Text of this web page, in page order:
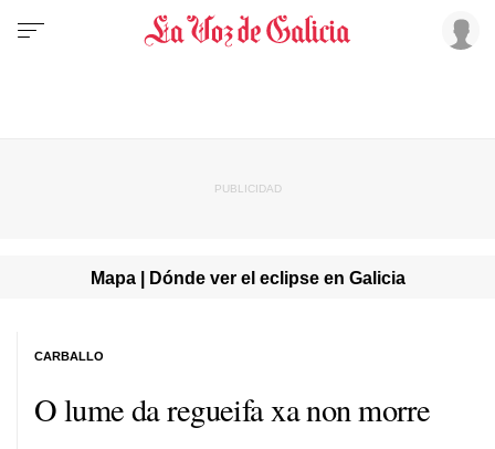
Mapa | Dónde ver el eclipse en Galicia
O lume da regueifa xa non morre
CARBALLO